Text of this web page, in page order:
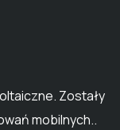
Zostały
mobilnych..